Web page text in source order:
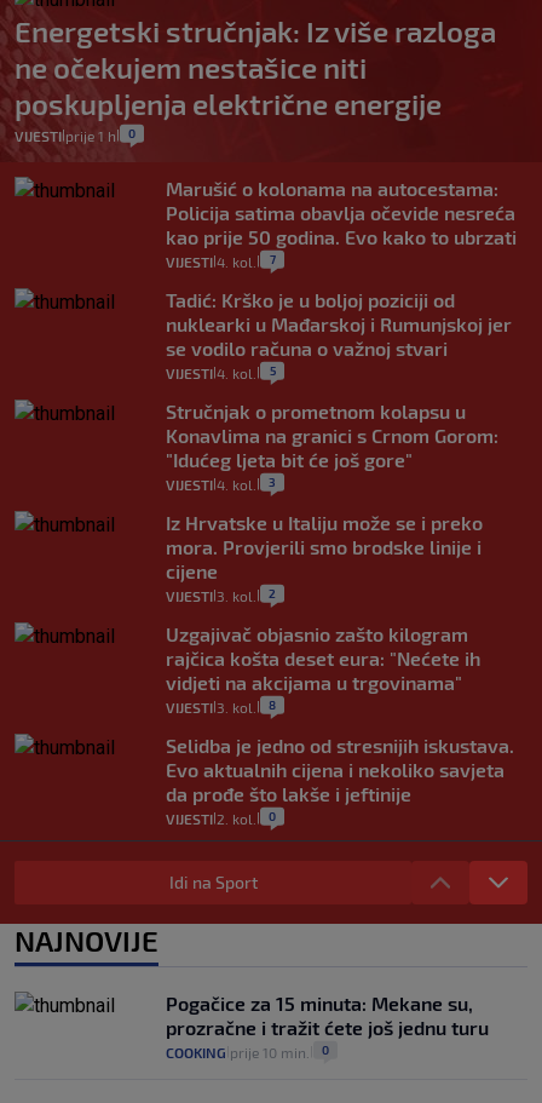
Energetski stručnjak: Iz više razloga
ne očekujem nestašice niti
poskupljenja električne energije
VIJESTI prije 1 h 0
Marušić o kolonama na autocestama:
Policija satima obavlja očevide nesreća
kao prije 50 godina. Evo kako to ubrzati
VIJESTI 4. kol. 7
Tadić: Krško je u boljoj poziciji od
nuklearki u Mađarskoj i Rumunjskoj jer
se vodilo računa o važnoj stvari
VIJESTI 4. kol. 5
Stručnjak o prometnom kolapsu u
Konavlima na granici s Crnom Gorom:
"Idućeg ljeta bit će još gore"
VIJESTI 4. kol. 3
Iz Hrvatske u Italiju može se i preko
mora. Provjerili smo brodske linije i
cijene
VIJESTI 3. kol. 2
Uzgajivač objasnio zašto kilogram
rajčica košta deset eura: "Nećete ih
vidjeti na akcijama u trgovinama"
VIJESTI 3. kol. 8
Selidba je jedno od stresnijih iskustava.
Evo aktualnih cijena i nekoliko savjeta
da prođe što lakše i jeftinije
VIJESTI 2. kol. 0
Izračunali smo koliko košta putovanje
automobilom na Hvar iz Zagreba, a
14
zdravstvenu iskaznicu". Kakva su prava
pacijenata izvan mjesta prebivališta?
VIJESTI
Idi na Sport
NAJNOVIJE
Pogačice za 15 minuta: Mekane su,
prozračne i tražit ćete još jednu turu
COOKING prije 10 min. 0